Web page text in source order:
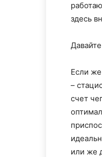
здесь
Если
–
счет
или же